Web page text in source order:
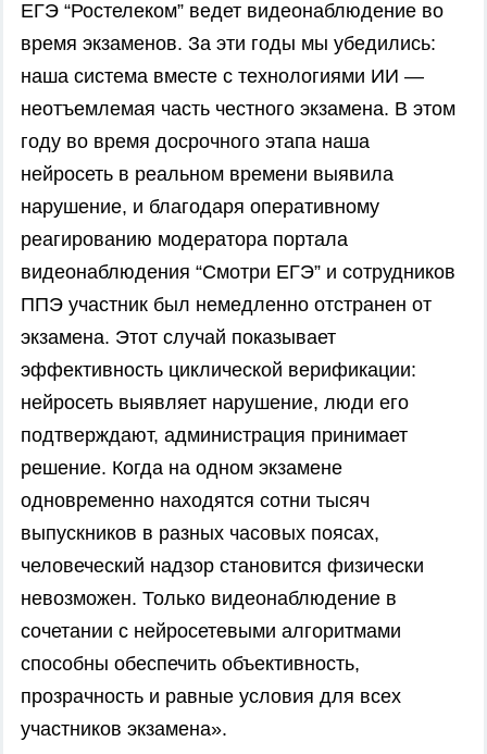
ЕГЭ “Ростелеком” ведет видеонаблюдение во
время экзаменов. За эти годы мы убедились:
наша система вместе с технологиями ИИ —
неотъемлемая часть честного экзамена. В этом
году во время досрочного этапа наша
нейросеть в реальном времени выявила
нарушение, и благодаря оперативному
реагированию модератора портала
видеонаблюдения “Смотри ЕГЭ” и сотрудников
ППЭ участник был немедленно отстранен от
экзамена. Этот случай показывает
эффективность циклической верификации:
нейросеть выявляет нарушение, люди его
подтверждают, администрация принимает
решение. Когда на одном экзамене
одновременно находятся сотни тысяч
выпускников в разных часовых поясах,
человеческий надзор становится физически
невозможен. Только видеонаблюдение в
сочетании с нейросетевыми алгоритмами
способны обеспечить объективность,
прозрачность и равные условия для всех
участников экзамена».